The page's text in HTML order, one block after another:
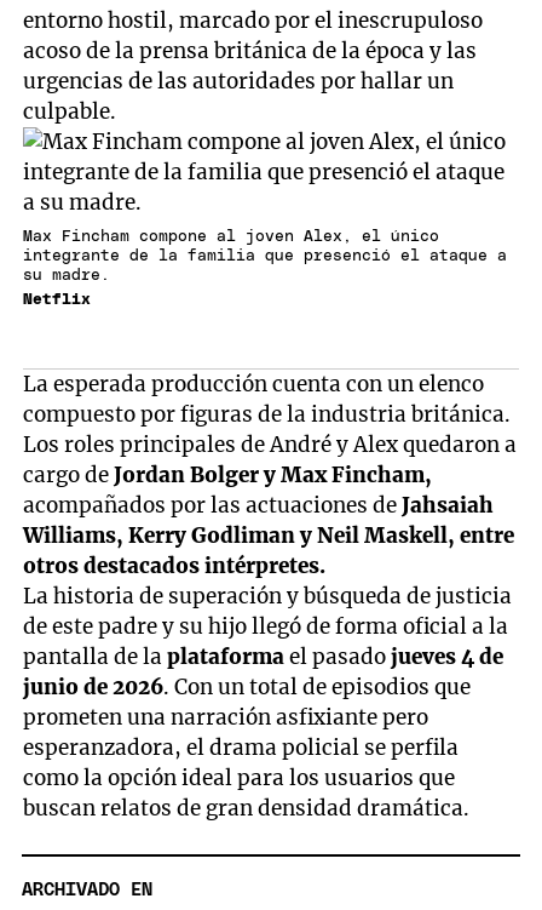
entorno hostil, marcado por el inescrupuloso
acoso de la prensa británica de la época y las
urgencias de las autoridades por hallar un
culpable.
Max Fincham compone al joven Alex, el único
integrante de la familia que presenció el ataque a
su madre.
Netflix
La esperada producción cuenta con un elenco
compuesto por figuras de la industria británica.
Los roles principales de André y Alex quedaron a
cargo deJordan Bolger y Max Fincham,
acompañados por las actuaciones deJahsaiah
Williams, Kerry Godliman y Neil Maskell, entre
otros destacados intérpretes.
La historia de superación y búsqueda de justicia
de este padre y su hijo llegó de forma oficial a la
pantalla de laplataformael pasadojueves 4 de
junio de 2026. Con un total de episodios que
prometen una narración asfixiante pero
esperanzadora, el drama policial se perfila
como la opción ideal para los usuarios que
buscan relatos de gran densidad dramática.
ARCHIVADO EN